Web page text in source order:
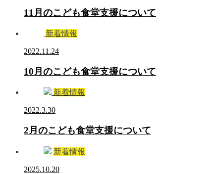
11月のこども食堂支援について
新着情報
2022.11.24
10月のこども食堂支援について
新着情報
2022.3.30
2月のこども食堂支援について
新着情報
2025.10.20